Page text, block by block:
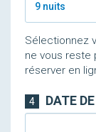
9 nuits
Sélectionnez
ne vous reste
réserver en
4 DATE